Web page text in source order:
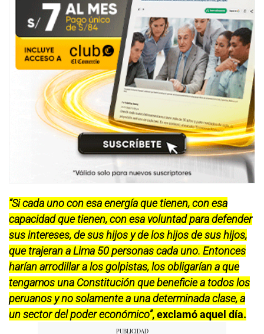
“Si cada uno con esa energía que tienen, con esa
capacidad que tienen, con esa voluntad para defender
sus intereses, de sus hijos y de los hijos de sus hijos,
que trajeran a Lima 50 personas cada uno. Entonces
harían arrodillar a los golpistas, los obligarían a que
tengamos una Constitución que beneficie a todos los
peruanos y no solamente a una determinada clase, a
un sector del poder económico”, exclamó aquel día.